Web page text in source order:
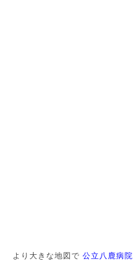
より大きな地図で 公立八鹿病院